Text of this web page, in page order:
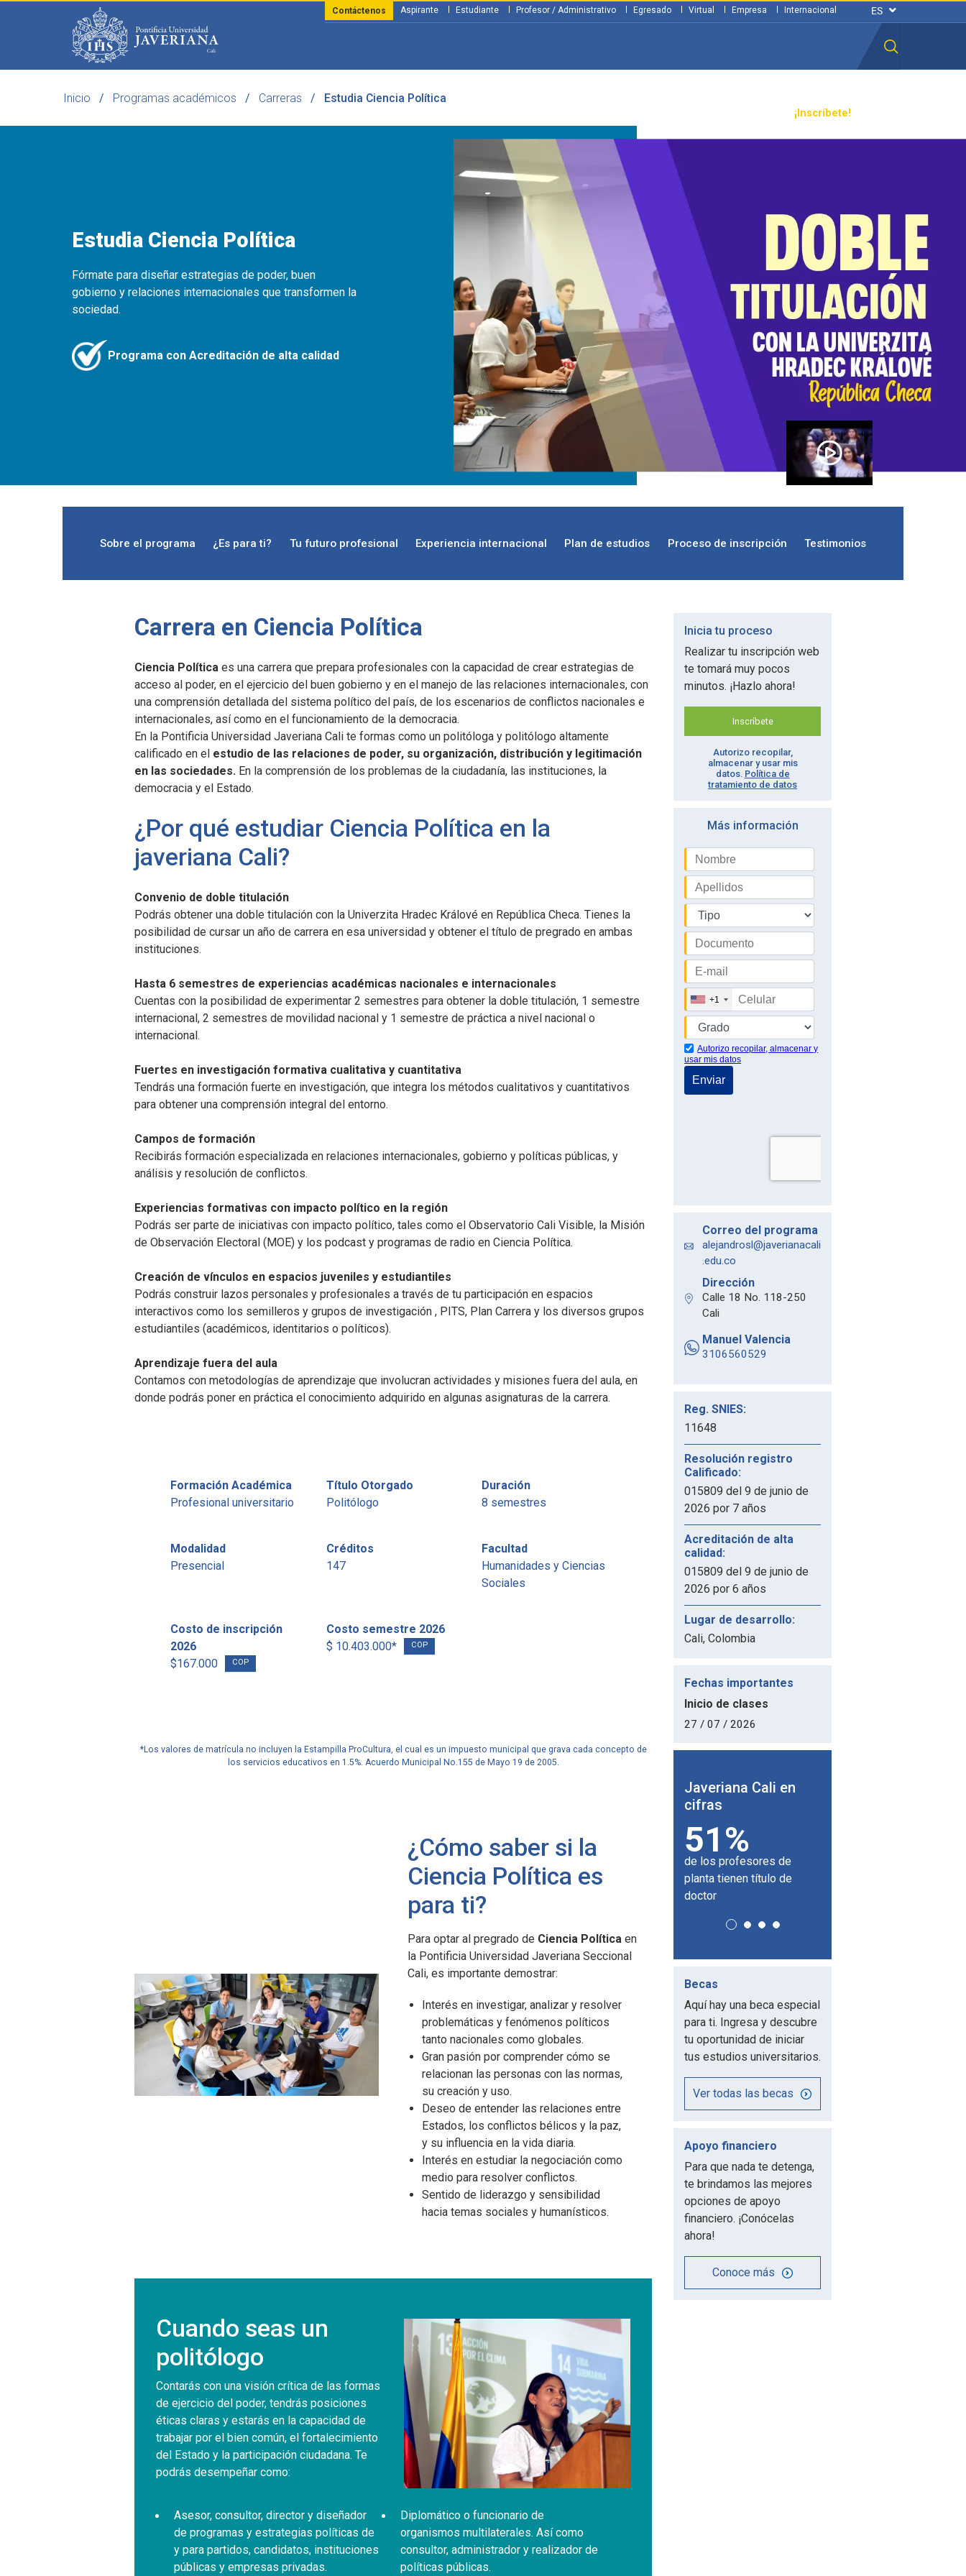
¡Inscríbete!
Aspirante Estudiante Profesor / Administrativo Egresado Virtual Empresa Internacional
Contáctenos
Inicio Programas académicos Carreras Estudia Ciencia Política
Estudia Ciencia Política
Fórmate para diseñar estrategias de poder, buen
gobierno y relaciones internacionales que transformen la
sociedad.
Programa con Acreditación de alta calidad
Sobre el programa ¿Es para ti? Tu futuro profesional Experiencia internacional Plan de estudios Proceso de inscripción Testimonios
Carrera en Ciencia Política
Ciencia Política es una carrera que prepara profesionales con la capacidad de crear estrategias de
acceso al poder, en el ejercicio del buen gobierno y en el manejo de las relaciones internacionales, con
una comprensión detallada del sistema político del país, de los escenarios de conflictos nacionales e
internacionales, así como en el funcionamiento de la democracia.
En la Pontificia Universidad Javeriana Cali te formas como un politóloga y politólogo altamente
calificado en el estudio de las relaciones de poder, su organización, distribución y legitimación
en las sociedades. En la comprensión de los problemas de la ciudadanía, las instituciones, la
democracia y el Estado.
¿Por qué estudiar Ciencia Política en la
javeriana Cali?
Convenio de doble titulación
Podrás obtener una doble titulación con la Univerzita Hradec Králové en República Checa. Tienes la
posibilidad de cursar un año de carrera en esa universidad y obtener el título de pregrado en ambas
instituciones.
Hasta 6 semestres de experiencias académicas nacionales e internacionales
Cuentas con la posibilidad de experimentar 2 semestres para obtener la doble titulación, 1 semestre
internacional, 2 semestres de movilidad nacional y 1 semestre de práctica a nivel nacional o
internacional.
Fuertes en investigación formativa cualitativa y cuantitativa
Tendrás una formación fuerte en investigación, que integra los métodos cualitativos y cuantitativos
para obtener una comprensión integral del entorno.
Campos de formación
Recibirás formación especializada en relaciones internacionales, gobierno y políticas públicas, y
análisis y resolución de conflictos.
Experiencias formativas con impacto político en la región
Podrás ser parte de iniciativas con impacto político, tales como el Observatorio Cali Visible, la Misión
de Observación Electoral (MOE) y los podcast y programas de radio en Ciencia Política.
Creación de vínculos en espacios juveniles y estudiantiles
Podrás construir lazos personales y profesionales a través de tu participación en espacios
interactivos como los semilleros y grupos de investigación , PITS, Plan Carrera y los diversos grupos
estudiantiles (académicos, identitarios o políticos).​
Aprendizaje fuera del aula
Contamos con metodologías de aprendizaje que involucran actividades y misiones fuera del aula, en
donde podrás poner en práctica el conocimiento adquirido en algunas asignaturas de la carrera.​
Formación Académica
Profesional universitario
Título Otorgado
Politólogo
Duración
8 semestres
Modalidad
Presencial
Créditos
147
Facultad
Humanidades y Ciencias
Sociales
Costo de inscripción
2026
$167.000
COP
Costo semestre 2026
$ 10.403.000*
COP
*Los valores de matrícula no incluyen la Estampilla ProCultura, el cual es un impuesto municipal que grava cada concepto de
los servicios educativos en 1.5%. Acuerdo Municipal No.155 de Mayo 19 de 2005.
¿Cómo saber si la
Ciencia Política es
para ti?
Para optar al pregrado de Ciencia Política en
la Pontificia Universidad Javeriana Seccional
Cali, es importante demostrar:
Interés en investigar, analizar y resolver
problemáticas y fenómenos políticos
tanto nacionales como globales.
Gran pasión por comprender cómo se
relacionan las personas con las normas,
su creación y uso.
Deseo de entender las relaciones entre
Estados, los conflictos bélicos y la paz,
y su influencia en la vida diaria.
Interés en estudiar la negociación como
medio para resolver conflictos.
Sentido de liderazgo y sensibilidad
hacia temas sociales y humanísticos.
Cuando seas un
politólogo
Contarás con una visión crítica de las formas
de ejercicio del poder, tendrás posiciones
éticas claras y estarás en la capacidad de
trabajar por el bien común, el fortalecimiento
del Estado y la participación ciudadana. Te
podrás desempeñar como:
Asesor, consultor, director y diseñador
de programas y estrategias políticas de
y para partidos, candidatos, instituciones
públicas y empresas privadas.
Diplomático o funcionario de
organismos multilaterales. Así como
consultor, administrador y realizador de
políticas públicas.
Inicia tu proceso
Realizar tu inscripción web
te tomará muy pocos
minutos. ¡Hazlo ahora!
Inscríbete
Autorizo recopilar,
almacenar y usar mis
datos. Política de
tratamiento de datos
Más información
Correo del programa
alejandrosl@javerianacali
.edu.co
Dirección
Calle 18 No. 118-250
Cali
Manuel Valencia
3106560529
Reg. SNIES:
11648
Resolución registro
Calificado:
015809 del 9 de junio de
2026 por 7 años
Acreditación de alta
calidad:
015809 del 9 de junio de
2026 por 6 años
Lugar de desarrollo:
Cali, Colombia
Fechas importantes
Inicio de clases
27 / 07 / 2026
24,4 m2
de campus por estudiante.
1.347
Javeriana Cali en
cifras
51%
de los profesores de
planta tienen título de
doctor
Becas
Aquí hay una beca especial
para ti. Ingresa y descubre
tu oportunidad de iniciar
tus estudios universitarios.
Ver todas las becas
Apoyo financiero
Para que nada te detenga,
te brindamos las mejores
opciones de apoyo
financiero. ¡Conócelas
ahora!
Conoce más